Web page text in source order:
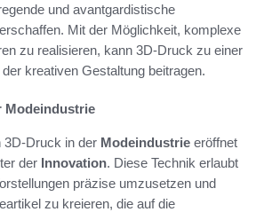
und avantgardistische
Mit der Möglichkeit, komplexe
zu realisieren, kann 3D-Druck zu einer
kreativen Gestaltung beitragen.
Modeindustrie
3D-Druck in der Modeindustrie eröffnet
der Innovation. Diese Technik erlaubt
präzise umzusetzen und
zu kreieren, die auf die